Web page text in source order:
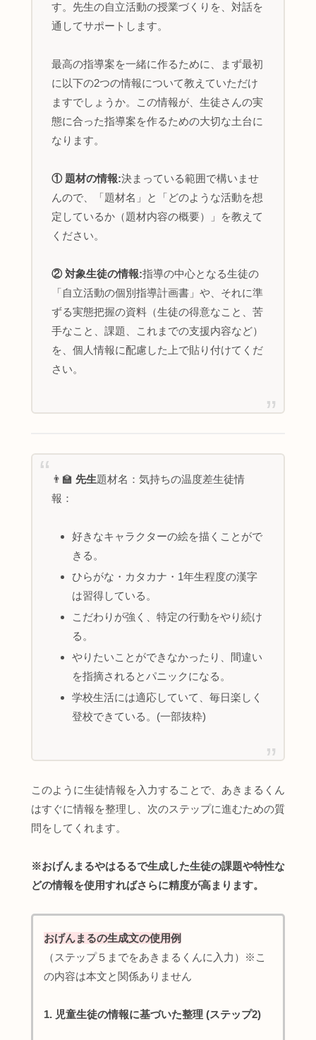
す。先生の自立活動の授業づくりを、対話を
通してサポートします。
最高の指導案を一緒に作るために、まず最初
に以下の2つの情報について教えていただけ
ますでしょうか。この情報が、生徒さんの実
態に合った指導案を作るための大切な土台に
なります。
① 題材の情報:決まっている範囲で構いませ
んので、「題材名」と「どのような活動を想
定しているか（題材内容の概要）」を教えて
ください。
② 対象生徒の情報:指導の中心となる生徒の
「自立活動の個別指導計画書」や、それに準
ずる実態把握の資料（生徒の得意なこと、苦
手なこと、課題、これまでの支援内容など）
を、個人情報に配慮した上で貼り付けてくだ
さい。
👨‍🏫 先生題材名：気持ちの温度差生徒情
報：
好きなキャラクターの絵を描くことがで
きる。
ひらがな・カタカナ・1年生程度の漢字
は習得している。
こだわりが強く、特定の行動をやり続け
る。
やりたいことができなかったり、間違い
を指摘されるとパニックになる。
学校生活には適応していて、毎日楽しく
登校できている。(一部抜粋)
このように生徒情報を入力することで、あきまるくん
はすぐに情報を整理し、次のステップに進むための質
問をしてくれます。
※おげんまるやはるるで生成した生徒の課題や特性な
どの情報を使用すればさらに精度が高まります。
おげんまるの生成文の使用例
（ステップ５までをあきまるくんに入力）※こ
の内容は本文と関係ありません
1. 児童生徒の情報に基づいた整理 (ステップ2)